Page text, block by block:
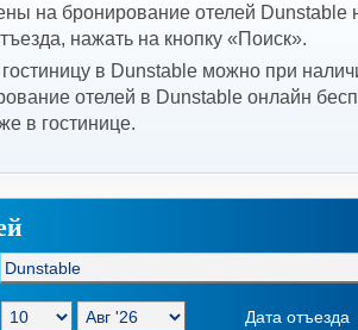
на бронирование отелей Dunstable
нажать на кнопку «Поиск».
в Dunstable можно при
отелей в Dunstable онлайн
в гостинице.
Дата отъезда